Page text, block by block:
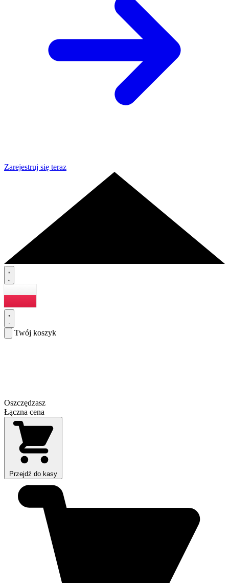
Zarejestruj się teraz
Twój koszyk
Oszczędzasz
Łączna cena
Przejdź do kasy